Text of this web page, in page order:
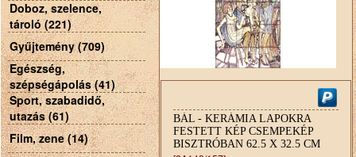
Doboz, szelence,
tároló (221)
Gyűjtemény (709)
Egészség,
szépségápolás (41)
Sport, szabadidő,
utazás (61)
Film, zene (14)
BÁL - KERÁMIA LAPOKRA
FESTETT KÉP CSEMPEKÉP
BISZTRÓBAN 62.5 X 32.5 CM